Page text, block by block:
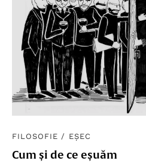
FILOSOFIE / EȘEC
Cum și de ce eșuăm